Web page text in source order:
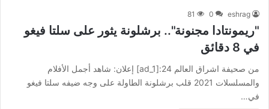
eshrag
0
81
"ريمونتادا مجنونة".. برشلونة يثور على سلتا فيغو
في 8 دقائق
من صحيفة اشراق العالم 24:[ad_1] إعلان: شاهد أجمل الأفلام
والمسلسلات 2021 قلب برشلونة الطاولة على وجه ضيفه سلتا فيغو
في…